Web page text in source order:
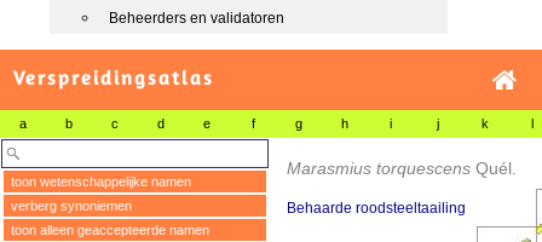
Beheerders en validatoren
Verspreidingsatlas
a b c d e f g h i j k l
toon wetenschappelijke namen
verberg synoniemen
toon alleen geaccepteerde namen
Marasmius torquescens Quél.
Behaarde roodsteeltaailing